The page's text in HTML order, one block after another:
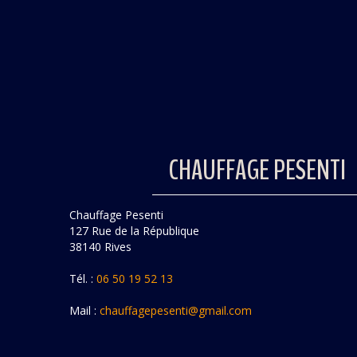
CHAUFFAGE PESENTI
Chauffage Pesenti
127 Rue de la République
38140 Rives
Tél. : 06 50 19 52 13
Mail : chauffagepesenti@gmail.com